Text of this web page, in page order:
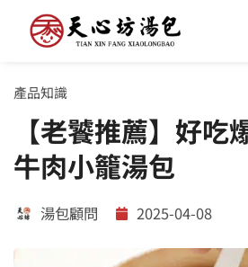
產品知識
【老饕推薦】好吃
牛肉小籠湯包
湯包顧問 2025-04-08